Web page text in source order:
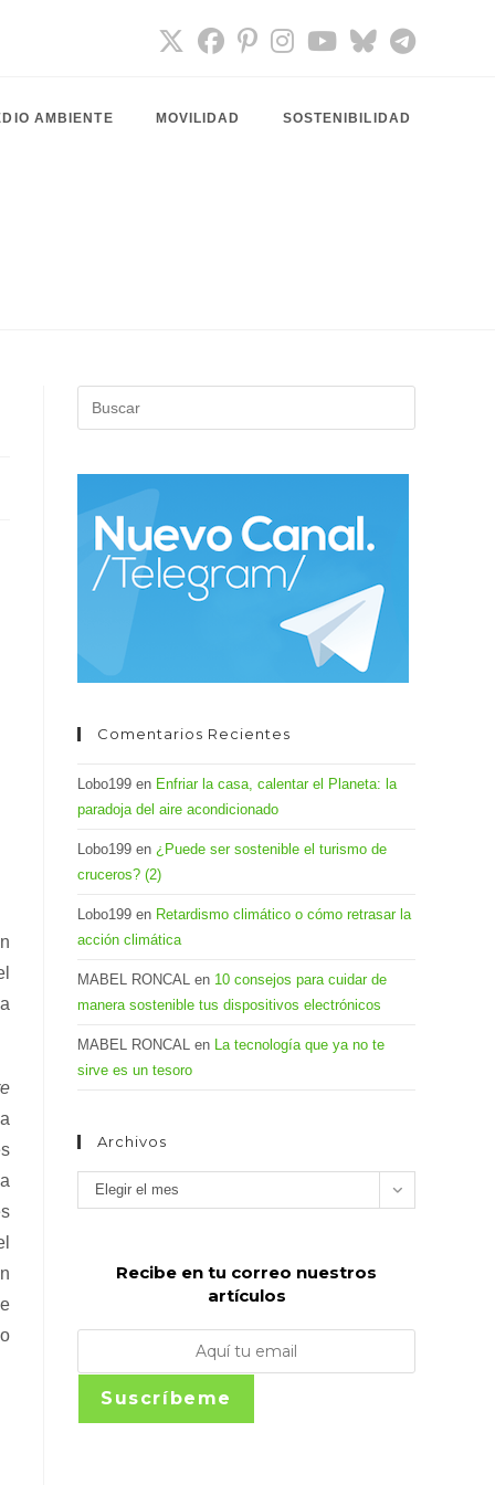
AMBIENTE MOVILIDAD SOSTENIBILIDAD
Escape
Comentarios Recientes
Lobo199 en Enfriar la casa, calentar el Planeta: la
paradoja del aire acondicionado
Lobo199 en ¿Puede ser sostenible el turismo de
cruceros? (2)
Lobo199 en Retardismo climático o cómo retrasar la
acción climática
MABEL RONCAL en 10 consejos para cuidar de
manera sostenible tus dispositivos electrónicos
MABEL RONCAL en La tecnología que ya no te
sirve es un tesoro
Archivos
Archivos
Elegir el mes
Recibe en tu correo nuestros
artículos
Suscríbeme